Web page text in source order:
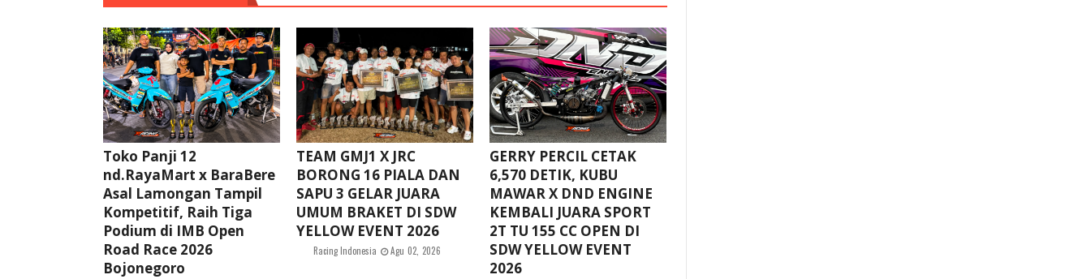
Toko Panji 12
nd.RayaMart x BaraBere
Asal Lamongan Tampil
Kompetitif, Raih Tiga
Podium di IMB Open
Road Race 2026
Bojonegoro
TEAM GMJ1 X JRC
BORONG 16 PIALA DAN
SAPU 3 GELAR JUARA
UMUM BRAKET DI SDW
YELLOW EVENT 2026
Racing Indonesia Agu 02, 2026
GERRY PERCIL CETAK
6,570 DETIK, KUBU
MAWAR X DND ENGINE
KEMBALI JUARA SPORT
2T TU 155 CC OPEN DI
SDW YELLOW EVENT
2026